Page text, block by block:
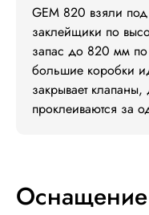
GEM 820 взяли
заклейщики по
запас до 820 мм
большие коробки
закрывает
проклеиваются за
Оснащение